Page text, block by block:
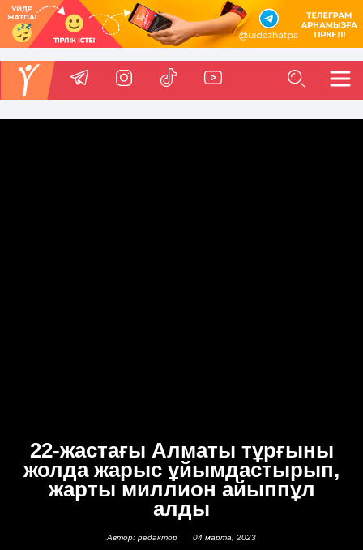
22-жастағы Алматы тұрғыны
жолда жарыс ұйымдастырып,
жарты миллион айыппұл
алды
Автор: редактор 04 марта, 2023